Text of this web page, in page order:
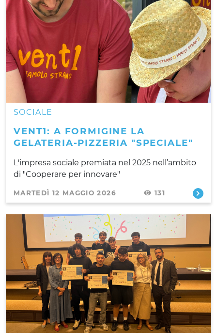
SOCIALE
VENT1: A FORMIGINE LA
GELATERIA-PIZZERIA "SPECIALE"
L'impresa sociale premiata nel 2025 nell’ambito
di "Cooperare per innovare"
MARTEDÌ 12 MAGGIO 2026 131